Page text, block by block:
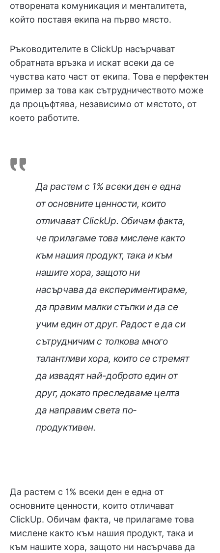
отворената комуникация и менталитета,
който поставя екипа на първо място.
Ръководителите в ClickUp насърчават
обратната връзка и искат всеки да се
чувства като част от екипа. Това е перфектен
пример за това как сътрудничеството може
да процъфтява, независимо от мястото, от
което работите.
Да растем с 1% всеки ден е една
от основните ценности, които
отличават ClickUp. Обичам факта,
че прилагаме това мислене както
към нашия продукт, така и към
нашите хора, защото ни
насърчава да експериментираме,
да правим малки стъпки и да се
учим един от друг. Радост е да си
сътрудничим с толкова много
талантливи хора, които се стремят
да извадят най-доброто един от
друг, докато преследваме целта
да направим света по-
продуктивен.
Да растем с 1% всеки ден е една от
основните ценности, които отличават
ClickUp. Обичам факта, че прилагаме това
мислене както към нашия продукт, така и
към нашите хора, защото ни насърчава да